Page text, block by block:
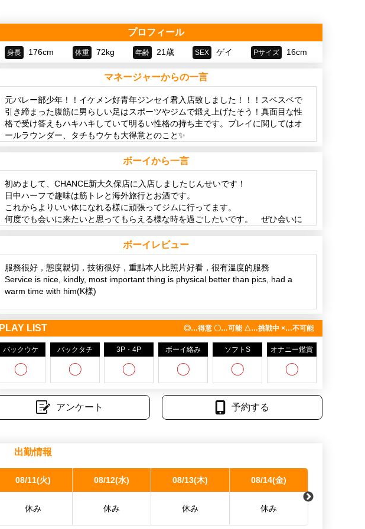
プロフィール
身長 176cm 体重 72kg 年齢 21歳 SEX ゲイ Pサイズ 16cm
マネージャーからの一言
元バレー部少年！！イケメン好青年ジンセイ君入店致しました！！！スベスベで
引き締まった腹筋に男らしい足はスポーツやジムで鍛え上げたそう！真面目な性
格で受け答えもハキハキしていて明るい性格の持ち主です。プレイに関してはオ
ールラウンダー、タチもウケも大得意とのこと✨
と間違え無しです！！！是非お問い合わせお待ちしております！
ボーイから一言
初めまして、CHANCE新大久保店に入店しましたじんせいです！
日中ハーフで趣味は筋トレと海外旅行とお酒です。
これからよりいい体になれる様に頑張ってジムに行ってます。
何度でも会いに来たいと思ってもらえる様な時を過ごしたいです。 ぜひ会いに
是中日混血 爱好是健身.旅游和酒
为了拥有更好的体型，我会努力去健身房锻炼。
我希望能度过让人想一来再来的时光。
希望大家来见我！！ 请多多关照
ボーイレビュー
服務很好，態度親切，技術很好，重點本人比照片好看，很有溫度的服務
Service is nice, kindly, most important thing is physical better than pics, had a
warm time with him(K様)
ができました。筋肉がしっかりしていて体格も大きく、とても色気を感じまし
た。大きな身体にもかかわらず、声や雰囲気はとても穏やかで、終始安心感があ
りました。(R様)
今日はとても楽しかったです！対応もすごく丁寧で、まるで友達や大学生と話し
ているような気分になりました。また機会があればぜひ指名したいです！(C様)
出迎えてくれた時から笑顔で最後までいてくれてジンセイ君の空気感が心地よか
ったです。まったりからガッツリの時と雰囲気や表情が異なる感じながらも優し
したwシャッフルで期間限定なのが残念でしたがまた機会のある際は会えると嬉
しいです。(A様)
優しくて、会話もエッチもどっちもうまい、また会いたい(K様)
ジンセイくんは優しくて、聞き上手な方です！一緒にいろいろな話をして、素敵
PLAY LIST ◎…得意 〇…可能 △…挑戦中 ×…不可能
バックウケ
〇
バックタチ
〇
3P・4P
〇
ボーイ絡み
〇
ソフトS
〇
オナニー鑑賞
〇
アンケート 予約する
出勤情報
08/11(火)
休み
08/12(水)
休み
08/13(木)
休み
08/14(金)
休み